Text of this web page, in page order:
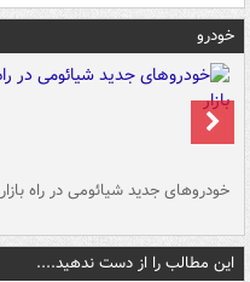
خودرو
خودروهای جدید شیائومی در راه بازار
این مطالب را از دست ندهید....